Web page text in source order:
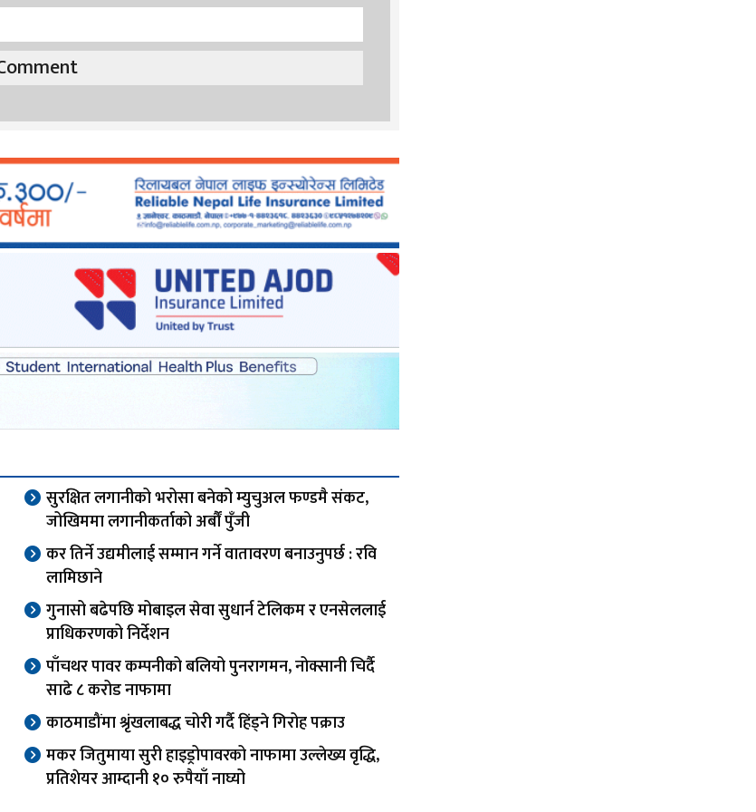
सुरक्षित लगानीको भरोसा बनेको म्युचुअल फण्डमै संकट,
जोखिममा लगानीकर्ताको अर्बौं पुँजी
कर तिर्ने उद्यमीलाई सम्मान गर्ने वातावरण बनाउनुपर्छ : रवि
लामिछाने
गुनासो बढेपछि मोबाइल सेवा सुधार्न टेलिकम र एनसेललाई
प्राधिकरणको निर्देशन
पाँचथर पावर कम्पनीको बलियो पुनरागमन, नोक्सानी चिर्दै
साढे ८ करोड नाफामा
काठमाडौंमा श्रृंखलाबद्ध चोरी गर्दै हिंड्ने गिरोह पक्राउ
मकर जितुमाया सुरी हाइड्रोपावरको नाफामा उल्लेख्य वृद्धि,
प्रतिशेयर आम्दानी १० रुपैयाँ नाघ्यो